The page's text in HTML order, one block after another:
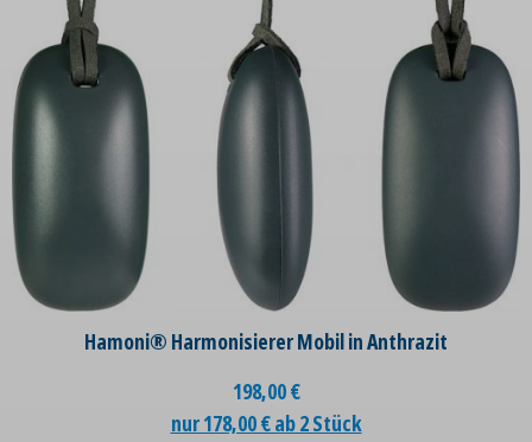
Hamoni® Harmonisierer Mobil in Anthrazit
198,00€
nur 178,00 € ab 2 Stück